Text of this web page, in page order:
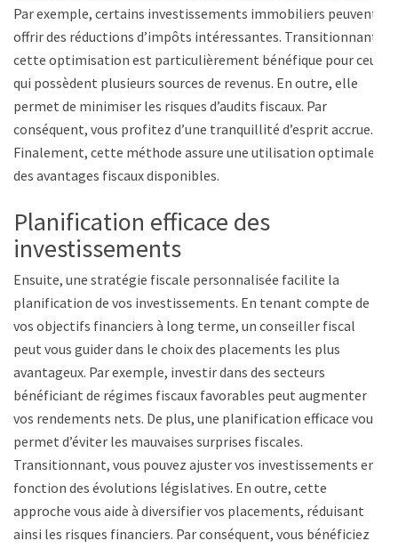
Par exemple, certains investissements immobiliers peuvent
offrir des réductions d’impôts intéressantes. Transitionnant,
cette optimisation est particulièrement bénéfique pour ceux
qui possèdent plusieurs sources de revenus. En outre, elle
permet de minimiser les risques d’audits fiscaux. Par
conséquent, vous profitez d’une tranquillité d’esprit accrue.
Finalement, cette méthode assure une utilisation optimale
des avantages fiscaux disponibles.
Planification efficace des
investissements
Ensuite, une stratégie fiscale personnalisée facilite la
planification de vos investissements. En tenant compte de
vos objectifs financiers à long terme, un conseiller fiscal
peut vous guider dans le choix des placements les plus
avantageux. Par exemple, investir dans des secteurs
bénéficiant de régimes fiscaux favorables peut augmenter
vos rendements nets. De plus, une planification efficace vous
permet d’éviter les mauvaises surprises fiscales.
Transitionnant, vous pouvez ajuster vos investissements en
fonction des évolutions législatives. En outre, cette
approche vous aide à diversifier vos placements, réduisant
ainsi les risques financiers. Par conséquent, vous bénéficiez